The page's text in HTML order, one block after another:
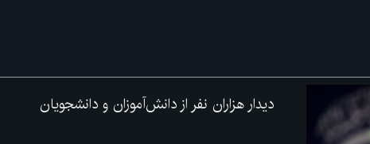
دیدار هزاران نفر از دانش‌آموزان و دانشجویان